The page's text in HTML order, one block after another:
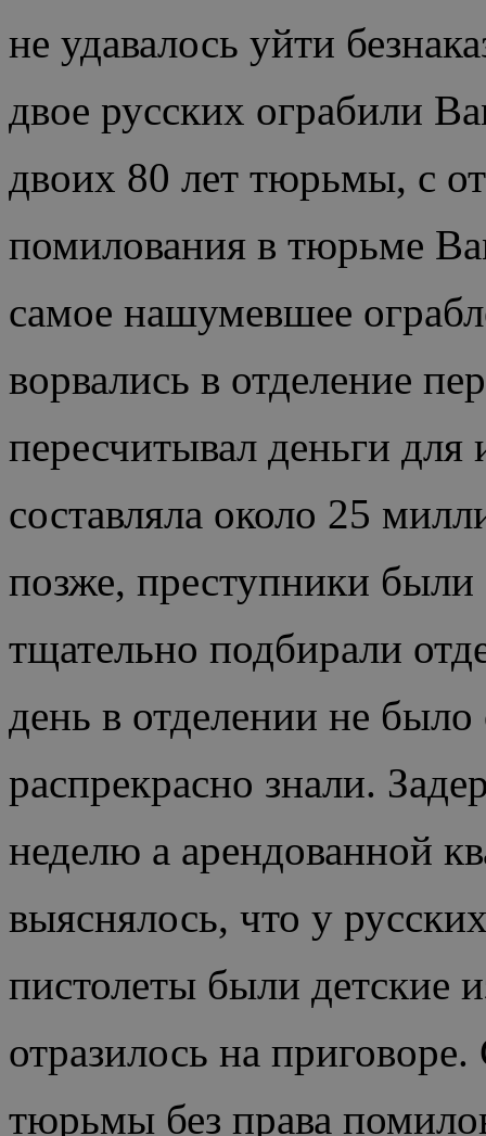
не удавалось уйти
двое русских ограбили
двоих 80 лет тюрьмы, с
помилования в тюрьме
самое нашумевшее
ворвались в отделение
пересчитывал деньги
составляла около 25
позже, преступники
тщательно подбирали
день в отделении не
распрекрасно знали.
неделю а арендованной
выяснялось, что у
пистолеты были детские
отразилось на
тюрьмы без права